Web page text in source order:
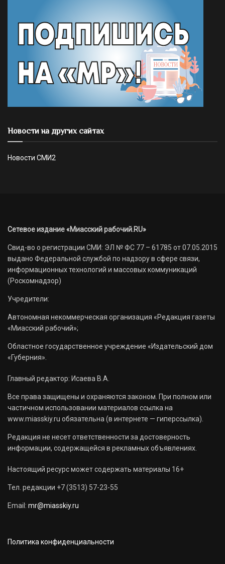
Новости на других сайтах
Новости СМИ2
Сетевое издание «Миасский рабочий.RU»
Свид-во о регистрации СМИ: ЭЛ № ФС 77 – 61785 от 07.05.2015
выдано Федеральной службой по надзору в сфере связи,
информационных технологий и массовых коммуникаций
(Роскомнадзор)
Учредители:
Автономная некоммерческая организация «Редакция газеты
«Миасский рабочий»;
Областное государственное учреждение «Издательский дом
«Губерния».
Главный редактор: Исаева В.А.
Все права защищены и охраняются законом. При полном или
частичном использовании материалов ссылка на
www.miasskiy.ru обязательна (в интернете — гиперссылка).
Редакция не несет ответственности за достоверность
информации, содержащейся в рекламных объявлениях.
Настоящий ресурс может содержать материалы 16+
Тел. редакции +7 (3513) 57-23-55
Email: mr@miasskiy.ru
Политика конфиденциальности